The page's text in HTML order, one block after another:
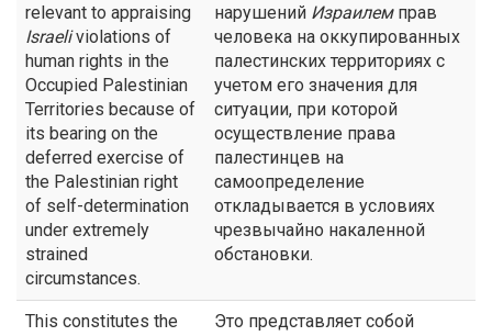
relevant to appraising
Israeliviolations of
human rights in the
Occupied Palestinian
Territories because of
its bearing on the
deferred exercise of
the Palestinian right
of self-determination
under extremely
strained
circumstances.
нарушений Израилемправ
человека на оккупированных
палестинских территориях с
учетом его значения для
ситуации, при которой
осуществление права
палестинцев на
самоопределение
откладывается в условиях
чрезвычайно накаленной
обстановки.
This constitutes the
Это представляет собой